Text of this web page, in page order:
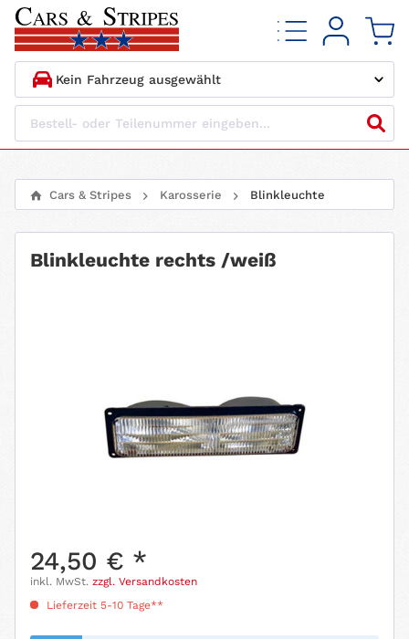
1. HERSTELLER
4. MOTORTYP
Cars & Stripes Karosserie Blinkleuchte
Blinkleuchte rechts /weiß
24,50 € *
inkl. MwSt. zzgl. Versandkosten
Lieferzeit 5-10 Tage**